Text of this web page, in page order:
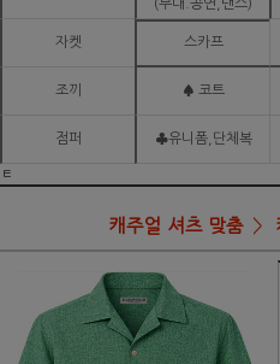
(무대.공연,댄스)
자켓 스카프
조끼 ♠ 코트
점퍼 ♣유니폼,단체복
ㅌ
캐주얼 셔츠 맞춤